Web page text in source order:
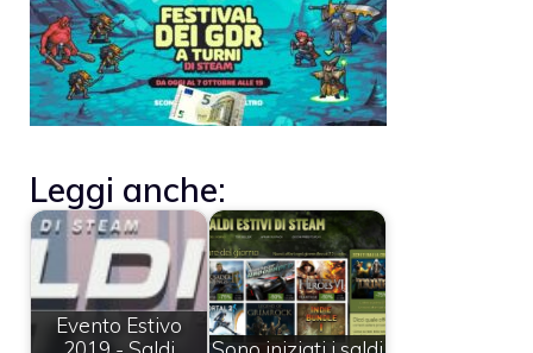
Leggi anche:
Evento Estivo